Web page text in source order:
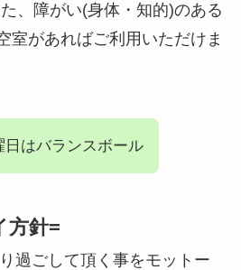
、障がい(身体・知的)のある
室があればご利用いただけま
日はバランスボール
方針=
過ごして頂く事をモットー